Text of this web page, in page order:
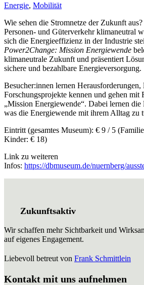
Energie, Mobilität
Wie sehen die Stromnetze der Zukunft
Personen- und Güterverkehr klimaneutral
sich die Energieeffizienz in der Industrie
Power2Change: Mission Energiewende
klimaneutrale Zukunft und präsentiert
sichere und bezahlbare Energieversorgung.
Besucher:innen lernen Herausforderungen,
Forschungsprojekte kennen und gehen mit
„Mission Energiewende“. Dabei lernen die
was die Energiewende mit ihrem Alltag zu
Eintritt (gesamtes Museum): € 9 / 5
Kinder: € 18)
Link zu weiteren
Infos: https://dbmuseum.de/nuernberg/
Zukunftsaktiv
Wir schaffen mehr Sichtbarkeit und
auf eigenes Engagement.
Liebevoll betreut von Frank Schmittlein
Kontakt mit uns aufnehmen